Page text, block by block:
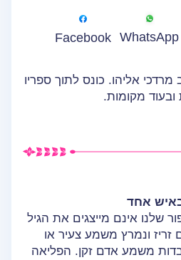
WhatsApp
Facebook
אליהו. כונס לתוך ספריו
מקומות.
באיש אחד
שלנו אינם מייצגים את הגיל
ונמרץ משמע צעיר או
משמע אדם זקן. הפליאה